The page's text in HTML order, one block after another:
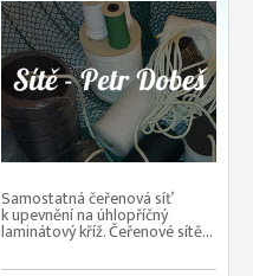
Samostatná čeřenová síť
k upevnění na úhlopříčný
laminátový kříž. Čeřenové sítě...